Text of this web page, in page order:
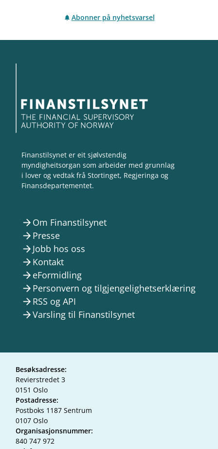
Abonner på nyhetsvarsel
Finanstilsynet er eit sjølvstendig
myndigheitsorgan som arbeider med grunnlag
i lover og vedtak frå Stortinget, Regjeringa og
Finansdepartementet.
arrow_forward Om Finanstilsynet
arrow_forward Presse
arrow_forward Jobb hos oss
arrow_forward Kontakt
arrow_forward eFormidling
arrow_forward Personvern og tilgjengelighetserklæring
arrow_forward RSS og API
arrow_forwardVarsling til Finanstilsynet
Besøksadresse:
Revierstredet 3
0151 Oslo
Postadresse:
Postboks 1187 Sentrum
0107 Oslo
Organisasjonsnummer:
840 747 972